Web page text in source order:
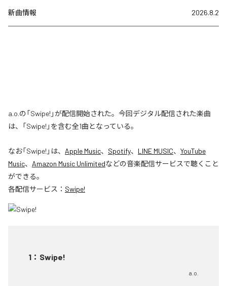
新曲情報 2026.8.2
a.o.の「Swipe!」が配信開始された。今回デジタル配信された楽曲
は、「Swipe!」を含む全1曲となっている。
なお「Swipe! 」は、 Apple Music、 Spotify、 LINE MUSIC、 YouTube
Music、 Amazon Music Unlimitedなどの音楽配信サービスで聴くこと
ができる。
各配信サービス： Swipe!
1 ： Swipe!
a.o.